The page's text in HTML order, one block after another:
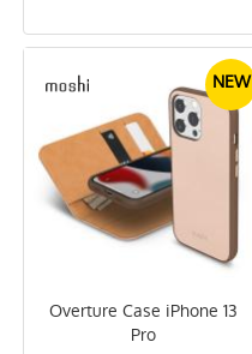
NEW
Overture Case iPhone 13
Pro